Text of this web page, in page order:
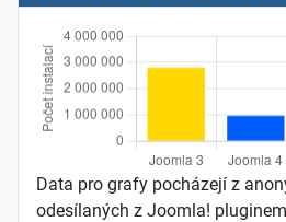
Data pro grafy pocházejí z
odesílaných z Joomla! pluginem